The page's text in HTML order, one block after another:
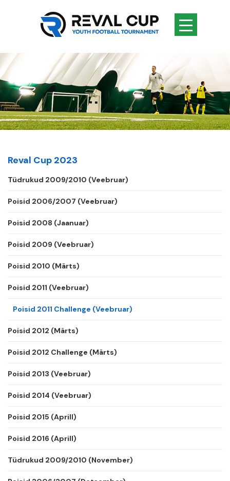
Reval Cup 2023
Tüdrukud 2009/2010 (Veebruar)
Poisid 2006/2007 (Veebruar)
Poisid 2008 (Jaanuar)
Poisid 2009 (Veebruar)
Poisid 2010 (Märts)
Poisid 2011 (Veebruar)
Poisid 2011 Challenge (Veebruar)
Poisid 2012 (Märts)
Poisid 2012 Challenge (Märts)
Poisid 2013 (Veebruar)
Poisid 2014 (Veebruar)
Poisid 2015 (Aprill)
Poisid 2016 (Aprill)
Tüdrukud 2009/2010 (November)